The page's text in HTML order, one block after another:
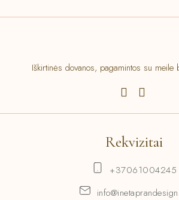
Iškirtinės dovanos, pagamintos su meile
Rekvizitai
+37061004245